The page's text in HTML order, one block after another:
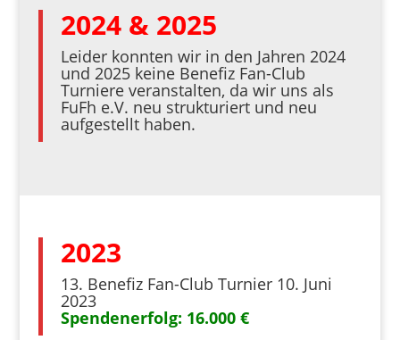
2024 & 2025
Leider konnten wir in den Jahren 2024
und 2025 keine Benefiz Fan-Club
Turniere veranstalten, da wir uns als
FuFh e.V. neu strukturiert und neu
aufgestellt haben.
2023
13. Benefiz Fan-Club Turnier 10. Juni
2023
Spendenerfolg: 16.000 €